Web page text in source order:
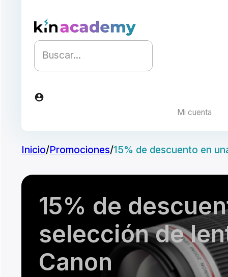
Buscar...
Mi cuenta
Inicio/Promociones/15% de descuento en
15% de
selección de
Canon